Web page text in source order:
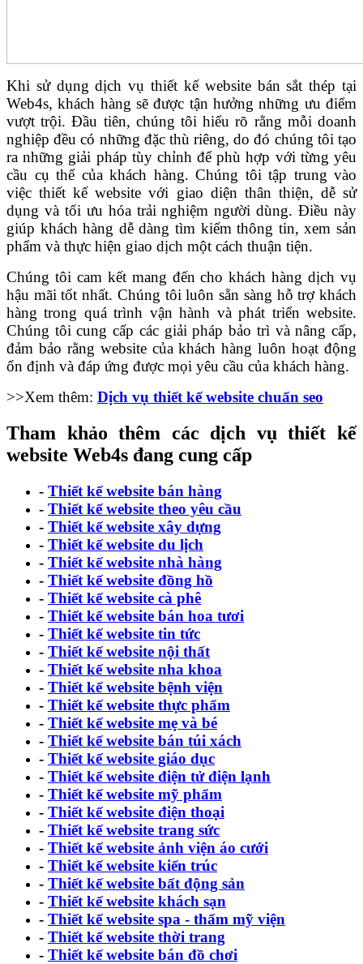
Khi sử dụng dịch vụ thiết kế website bán sắt thép tại
Web4s, khách hàng sẽ được tận hưởng những ưu điểm
vượt trội. Đầu tiên, chúng tôi hiểu rõ rằng mỗi doanh
nghiệp đều có những đặc thù riêng, do đó chúng tôi tạo
ra những giải pháp tùy chỉnh để phù hợp với từng yêu
cầu cụ thể của khách hàng. Chúng tôi tập trung vào
việc thiết kế website với giao diện thân thiện, dễ sử
dụng và tối ưu hóa trải nghiệm người dùng. Điều này
giúp khách hàng dễ dàng tìm kiếm thông tin, xem sản
phẩm và thực hiện giao dịch một cách thuận tiện.
Chúng tôi cam kết mang đến cho khách hàng dịch vụ
hậu mãi tốt nhất. Chúng tôi luôn sẵn sàng hỗ trợ khách
hàng trong quá trình vận hành và phát triển website.
Chúng tôi cung cấp các giải pháp bảo trì và nâng cấp,
đảm bảo rằng website của khách hàng luôn hoạt động
ổn định và đáp ứng được mọi yêu cầu của khách hàng.
>>Xem thêm: Dịch vụ thiết kế website chuẩn seo
Tham khảo thêm các dịch vụ thiết kế
website Web4s đang cung cấp
- Thiết kế website bán hàng
- Thiết kế website theo yêu cầu
- Thiết kế website xây dựng
- Thiết kế website du lịch
- Thiết kế website nhà hàng
- Thiết kế website đồng hồ
- Thiết kế website cà phê
- Thiết kế website bán hoa tươi
- Thiết kế website tin tức
- Thiết kế website nội thất
- Thiết kế website nha khoa
- Thiết kế website bệnh viện
- Thiết kế website thực phẩm
- Thiết kế website mẹ và bé
- Thiết kế website bán túi xách
- Thiết kế website giáo dục
- Thiết kế website điện tử điện lạnh
- Thiết kế website mỹ phẩm
- Thiết kế website điện thoại
- Thiết kế website trang sức
- Thiết kế website ảnh viện áo cưới
- Thiết kế website kiến trúc
- Thiết kế website bất động sản
- Thiết kế website khách sạn
- Thiết kế website spa - thẩm mỹ viện
- Thiết kế website thời trang
- Thiết kế website bán đồ chơi